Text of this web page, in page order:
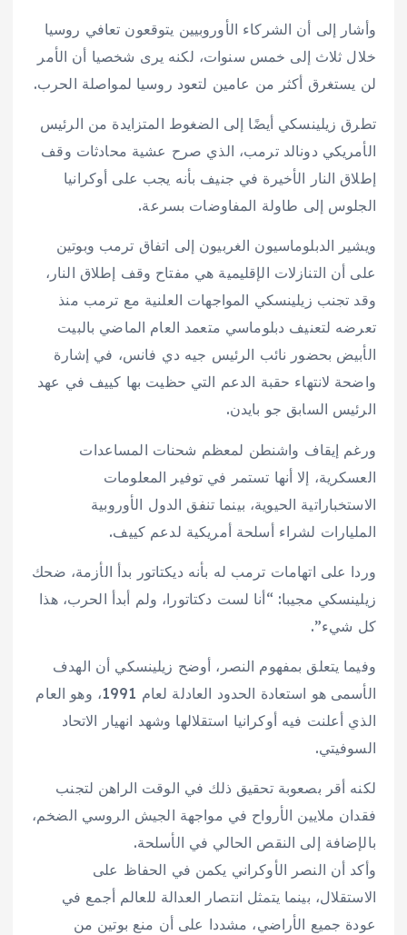
وأشار إلى أن الشركاء الأوروبيين يتوقعون تعافي روسيا
خلال ثلاث إلى خمس سنوات، لكنه يرى شخصيا أن الأمر
لن يستغرق أكثر من عامين لتعود روسيا لمواصلة الحرب.
تطرق زيلينسكي أيضًا إلى الضغوط المتزايدة من الرئيس
الأمريكي دونالد ترمب، الذي صرح عشية محادثات وقف
إطلاق النار الأخيرة في جنيف بأنه يجب على أوكرانيا
الجلوس إلى طاولة المفاوضات بسرعة.
ويشير الدبلوماسيون الغربيون إلى اتفاق ترمب وبوتين
على أن التنازلات الإقليمية هي مفتاح وقف إطلاق النار،
وقد تجنب زيلينسكي المواجهات العلنية مع ترمب منذ
تعرضه لتعنيف دبلوماسي متعمد العام الماضي بالبيت
الأبيض بحضور نائب الرئيس جيه دي فانس، في إشارة
واضحة لانتهاء حقبة الدعم التي حظيت بها كييف في عهد
الرئيس السابق جو بايدن.
ورغم إيقاف واشنطن لمعظم شحنات المساعدات
العسكرية، إلا أنها تستمر في توفير المعلومات
الاستخباراتية الحيوية، بينما تنفق الدول الأوروبية
المليارات لشراء أسلحة أمريكية لدعم كييف.
وردا على اتهامات ترمب له بأنه ديكتاتور بدأ الأزمة، ضحك
زيلينسكي مجيبا: “أنا لست دكتاتورا، ولم أبدأ الحرب، هذا
كل شيء”.
وفيما يتعلق بمفهوم النصر، أوضح زيلينسكي أن الهدف
الأسمى هو استعادة الحدود العادلة لعام 1991، وهو العام
الذي أعلنت فيه أوكرانيا استقلالها وشهد انهيار الاتحاد
السوفيتي.
لكنه أقر بصعوبة تحقيق ذلك في الوقت الراهن لتجنب
فقدان ملايين الأرواح في مواجهة الجيش الروسي الضخم،
بالإضافة إلى النقص الحالي في الأسلحة.
وأكد أن النصر الأوكراني يكمن في الحفاظ على
الاستقلال، بينما يتمثل انتصار العدالة للعالم أجمع في
عودة جميع الأراضي، مشددا على أن منع بوتين من